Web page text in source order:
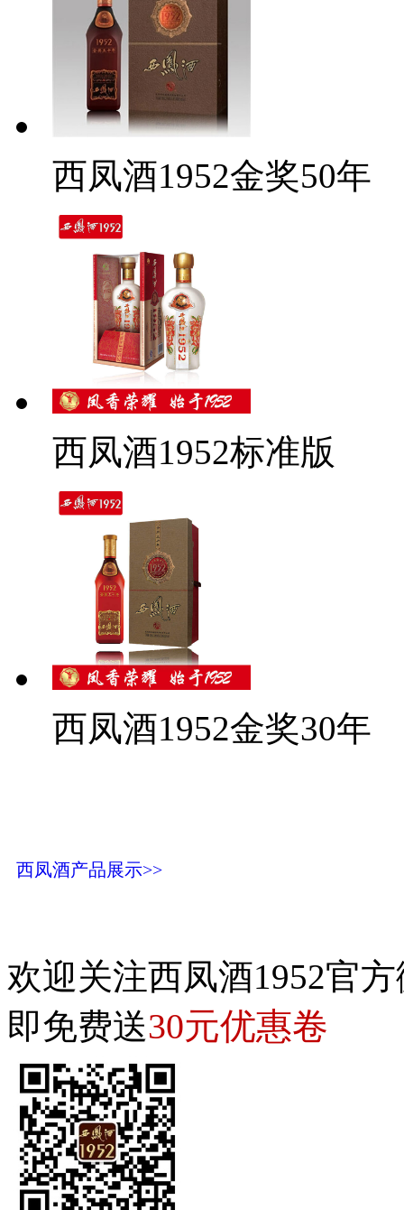
西凤酒1952金奖50年
西凤酒1952标准版
西凤酒1952金奖30年
西凤酒产品展示>>
欢迎关注西凤酒1952官
即免费送30元优惠卷